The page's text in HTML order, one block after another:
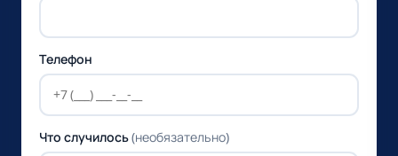
Телефон
Что случилось(необязательно)